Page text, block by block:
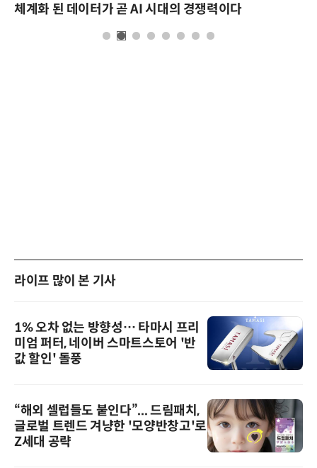
체계화 된 데이터가 곧 AI 시대의 경쟁력이다
라이프 많이 본 기사
1% 오차 없는 방향성… 타마시 프리
미엄 퍼터, 네이버 스마트스토어 '반
값 할인' 돌풍
“해외 셀럽들도 붙인다”... 드림패치,
글로벌 트렌드 겨냥한 '모양반창고'로
Z세대 공략